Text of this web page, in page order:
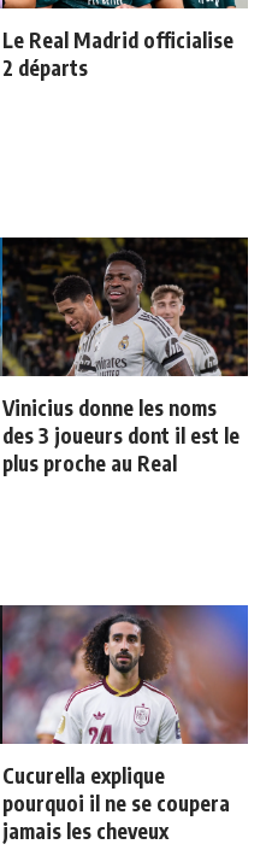
Le Real Madrid officialise
2 départs
Vinicius donne les noms
des 3 joueurs dont il est le
plus proche au Real
Cucurella explique
pourquoi il ne se coupera
jamais les cheveux